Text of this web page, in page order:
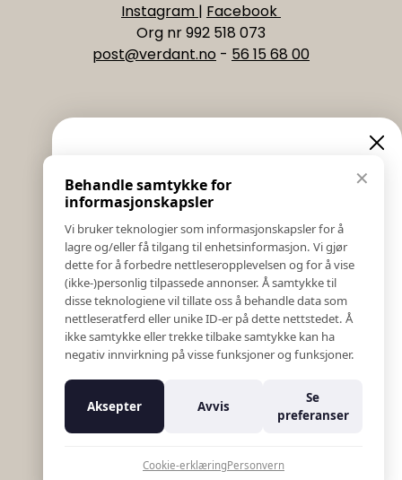
Instagram | Facebook
Org nr 992 518 073
post@verdant.no - 56 15 68 00
Informasjon
Salgs & Leveringsbetingelser
Registrer reklamasjon eller retur
Kontakt Oss
Bildebank
Følg Oss
Prislister
Etiske Retningslinjer
Åpenhetsloven
Varsling om kritikkverdige forhold
K18 Kurkalkulator
✕
Behandle samtykke for
informasjonskapsler
Vi bruker teknologier som informasjonskapsler for å
lagre og/eller få tilgang til enhetsinformasjon. Vi gjør
dette for å forbedre nettleseropplevelsen og for å vise
(ikke-)personlig tilpassede annonser. Å samtykke til
disse teknologiene vil tillate oss å behandle data som
nettleseratferd eller unike ID-er på dette nettstedet. Å
ikke samtykke eller trekke tilbake samtykke kan ha
negativ innvirkning på visse funksjoner og funksjoner.
Aksepter Avvis
Se
preferanser
Cookie-erklæringPersonvern
Eksklusive nyheter og
tilbud
Meld deg på vårt nyhetsbrev og hold deg oppdatert!
Her får du innblikk i nyheter, kampanjer og
konkurranser.
E-post